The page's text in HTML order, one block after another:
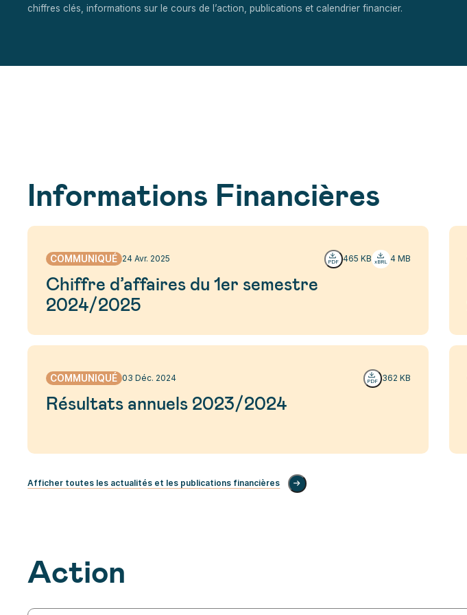
chiffres clés, informations sur le cours de l’action, publications et calendrier financier.
Informations Financières
COMMUNIQUÉ 24 Avr. 2025 465 KB 4 MB
Chiffre d’affaires du 1er semestre
2024/2025
COMMUNIQUÉ 03 Déc. 2024 362 KB
Résultats annuels 2023/2024
Afficher toutes les actualités et les publications financières
Action